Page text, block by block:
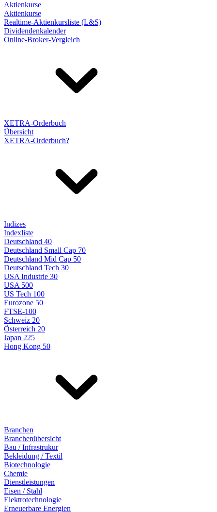
Aktienkurse
Aktienkurse
Realtime-Aktienkursliste (L&S)
Dividendenkalender
Online-Broker-Vergleich
XETRA-Orderbuch
Übersicht
XETRA-Orderbuch?
Indizes
Indexliste
Deutschland 40
Deutschland Small Cap 70
Deutschland Mid Cap 50
Deutschland Tech 30
USA Industrie 30
USA 500
US Tech 100
Eurozone 50
FTSE-100
Schweiz 20
Österreich 20
Japan 225
Hong Kong 50
Branchen
Branchenübersicht
Bau / Infrastrukur
Bekleidung / Textil
Biotechnologie
Chemie
Dienstleistungen
Eisen / Stahl
Elektrotechnologie
Erneuerbare Energien